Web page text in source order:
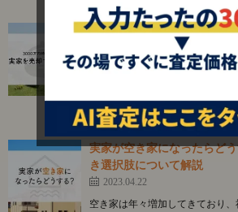
3000万円特別控除とは？実
についてご紹介します！
2023.07.10
「相続空き家の3000万円特別控
いたものの、売却後に結局適用
失敗は意外と多くあります。こ
実家が空き家になったらど
き選択肢について解説
2023.04.22
空き家は年々増加してきており